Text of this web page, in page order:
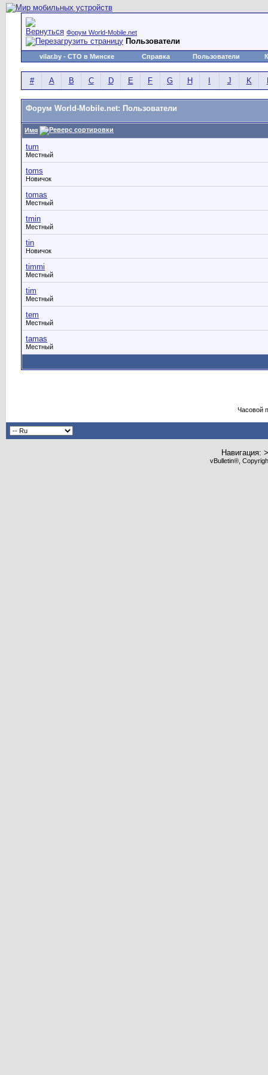
Форум World-Mobile.net
Пользователи
vilar.by - СТО в Минске Справка Пользователи
# A B C D E F G H J K
Форум World-Mobile.net: Пользователи
Имя
tum
Местный
toms
Новичок
tomas
Местный
tmin
Местный
tin
Новичок
timmi
Местный
tim
Местный
tem
Местный
tamas
Местный
Часовой
Навигация:
vBulletin®,